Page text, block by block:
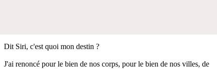
Dit Siri, c'est quoi mon destin ?
J'ai renoncé pour le bien de nos corps, pour le bien de nos villes, de